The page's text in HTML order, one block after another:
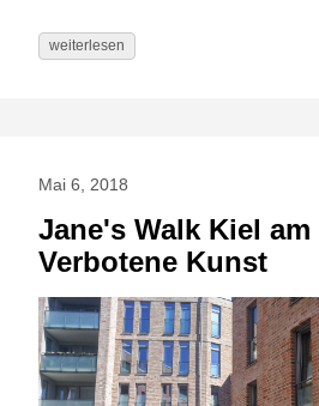
weiterlesen
Mai 6, 2018
Jane's Walk Kiel am
Verbotene Kunst